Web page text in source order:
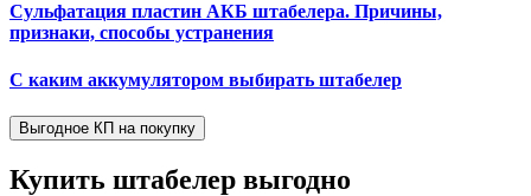
Сульфатация пластин АКБ штабелера. Причины,
признаки, способы устранения
С каким аккумулятором выбирать штабелер
Выгодное КП на покупку
Купить штабелер выгодно